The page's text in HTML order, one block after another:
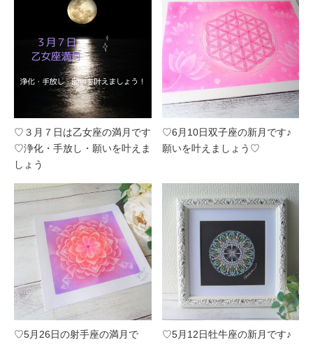
♡３月７日は乙女座の満月です
♡浄化・手放し・願いを叶えま
しょう
♡6月10日双子座の新月です♪
願いを叶えましょう♡
♡5月26日の射手座の満月で
♡5月12日牡牛座の新月です♪